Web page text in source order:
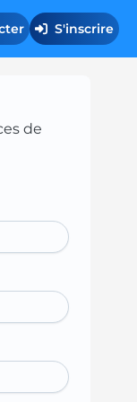
S'inscrire
de